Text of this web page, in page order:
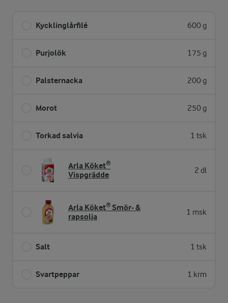
Kycklinglårfilé 600 g
Purjolök 175 g
Palsternacka 200 g
Morot 250 g
Torkad salvia 1 tsk
Arla Köket®
Vispgrädde
2 dl
Arla Köket® Smör- &
rapsolja
1 msk
Salt 1 tsk
Svartpeppar 1 krm